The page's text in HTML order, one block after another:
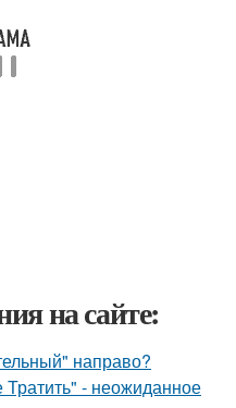
на сайте:
направо?
- неожиданное